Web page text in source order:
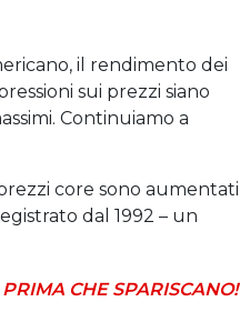
il rendimento dei
sui prezzi siano
Continuiamo a
core sono aumentati
dal 1992 – un
CHE SPARISCANO!